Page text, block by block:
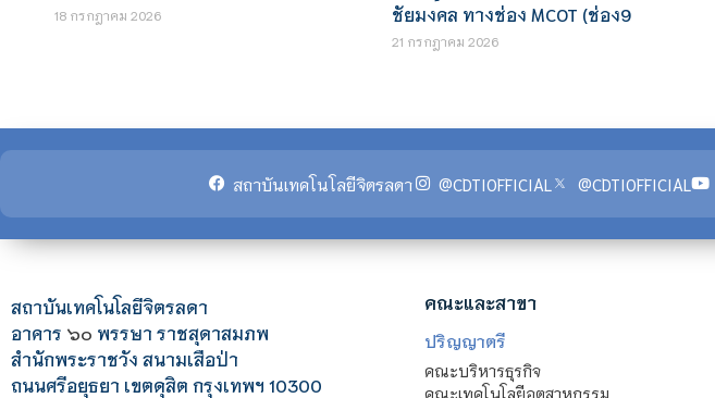
18 กรกฎาคม 2026
ชัยมงคล ทางช่อง MCOT (ช่อง9
21 กรกฎาคม 2026
สถาบันเทคโนโลยีจิตรลดา @CDTIOFFICIAL @CDTIOFFICIAL
สถาบันเทคโนโลยีจิตรลดา
อาคาร ๖๐ พรรษา ราชสุดาสมภพ
สำนักพระราชวัง สนามเสือป่า
ถนนศรีอยุธยา เขตดุสิต กรุงเทพฯ 10300
คณะและสาขา
ปริญญาตรี
คณะบริหารธุรกิจ
คณะเทคโนโลยีอุตสาหกรรม